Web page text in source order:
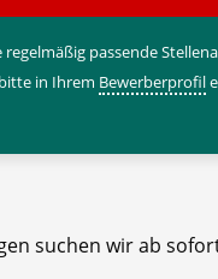
passende
in Ihrem Bewerberprofil
suchen wir ab